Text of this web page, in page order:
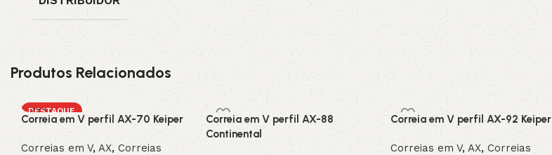
Produtos Relacionados
DESTAQUE
Correia em V perfil AX-70 Keiper
Correias em V, AX, Correias
Correia em V perfil AX-88
Continental
Correia em V perfil AX-92 Keiper
Correias em V, AX, Correias